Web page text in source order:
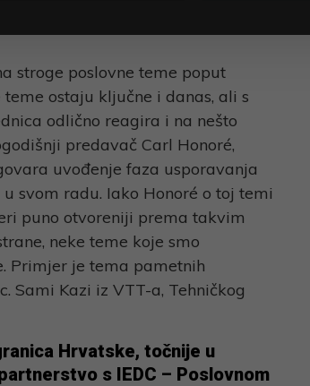
dio poslovanja ili bude
stroge poslovne teme poput
ostaju ključne i danas, ali s
odlično reagira i na nešto
predavač Carl Honoré,
uvođenje faza usporavanja
svom radu. Iako Honoré o toj temi
puno otvoreniji prema takvim
neke teme koje smo
Primjer je tema pametnih
Sami Kazi iz VTT-a, Tehničkog
Hrvatske, točnije u
s IEDC – Poslovnom